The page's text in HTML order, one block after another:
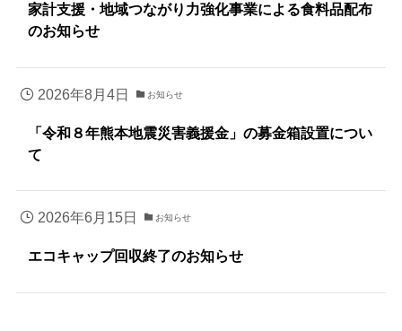
家計支援・地域つながり力強化事業による食料品配布
のお知らせ
2026年8月4日 お知らせ
「令和８年熊本地震災害義援金」の募金箱設置につい
て
2026年6月15日 お知らせ
エコキャップ回収終了のお知らせ